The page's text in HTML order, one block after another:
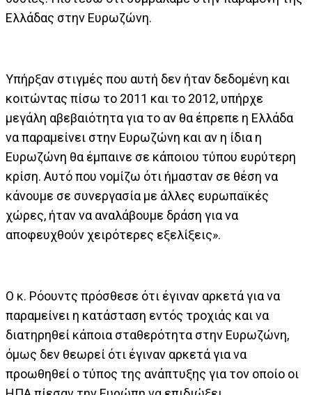
Ελλάδας στην Ευρωζώνη.
Υπήρξαν στιγμές που αυτή δεν ήταν δεδομένη και
κοιτώντας πίσω το 2011 και το 2012, υπήρχε
μεγάλη αβεβαιότητα για το αν θα έπρεπε η Ελλάδα
να παραμείνει στην Ευρωζώνη και αν η ίδια η
Ευρωζώνη θα έμπαινε σε κάποιου τύπου ευρύτερη
κρίση. Αυτό που νομίζω ότι ήμασταν σε θέση να
κάνουμε σε συνεργασία με άλλες ευρωπαϊκές
χώρες, ήταν να αναλάβουμε δράση για να
αποφευχθούν χειρότερες εξελίξεις».
Ο κ. Ρόουντς πρόσθεσε ότι έγιναν αρκετά για να
παραμείνει η κατάσταση εντός τροχιάς και να
διατηρηθεί κάποια σταθερότητα στην Ευρωζώνη,
όμως δεν θεωρεί ότι έγιναν αρκετά για να
προωθηθεί ο τύπος της ανάπτυξης για τον οποίο οι